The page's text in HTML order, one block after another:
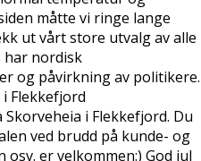
måtte vi ringe lange
ut vårt store utvalg av alle
har nordisk
og påvirkning av politikere.
Flekke­fjord
i Flekkefjord. Du
ved brudd på kunde- og
er velkommen:) God jul